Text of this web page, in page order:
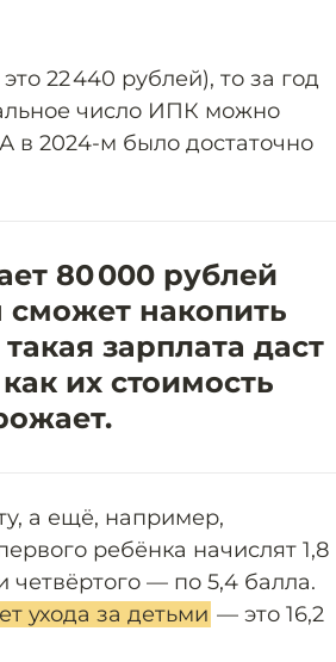
22 440 рублей), то за год
число ИПК можно
в 2024-м было достаточно
80 000 рублей
сможет накопить
зарплата даст
их стоимость
а ещё, например,
ребёнка начислят 1,8
четвёртого — по 5,4 балла.
ухода за детьми — это 16,2